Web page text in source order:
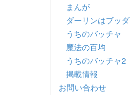
まんが
ダーリンはブッダ
うちのバッチャ
魔法の百均
うちのバッチャ2
掲載情報
お問い合わせ